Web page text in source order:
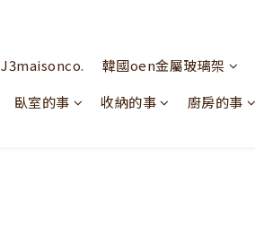
J3maisonco. 韓國oen金屬玻璃架
臥室的事 收納的事 廚房的事